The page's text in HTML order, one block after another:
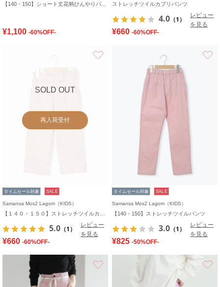
¥1,100 -60%OFF-
ストレッチツイルカプリパンツ
4.0 （1）
レビュー
を見る
¥660 -60%OFF-
SOLD OUT
再入荷受付
タイムセール対象 SALE
Samansa Mos2 Lagom（KIDS）
5.0 （1）
レビュー
を見る
¥660 -60%OFF-
タイムセール対象 SALE
Samansa Mos2 Lagom（KIDS）
【140・150】ストレッチツイルパンツ
3.0 （1）
レビュー
を見る
¥825 -50%OFF-